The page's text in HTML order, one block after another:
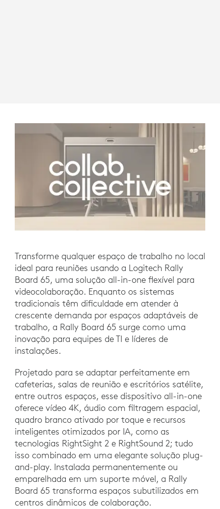
Transforme qualquer espaço de trabalho no local
ideal para reuniões usando a Logitech Rally
Board 65, uma solução all-in-one flexível para
videocolaboração. Enquanto os sistemas
tradicionais têm dificuldade em atender à
crescente demanda por espaços adaptáveis de
trabalho, a Rally Board 65 surge como uma
inovação para equipes de TI e líderes de
instalações.
Projetado para se adaptar perfeitamente em
cafeterias, salas de reunião e escritórios satélite,
entre outros espaços, esse dispositivo all-in-one
oferece vídeo 4K, áudio com filtragem espacial,
quadro branco ativado por toque e recursos
inteligentes otimizados por IA, como as
tecnologias RightSight 2 e RightSound 2; tudo
isso combinado em uma elegante solução plug-
and-play. Instalada permanentemente ou
emparelhada em um suporte móvel, a Rally
Board 65 transforma espaços subutilizados em
centros dinâmicos de colaboração.